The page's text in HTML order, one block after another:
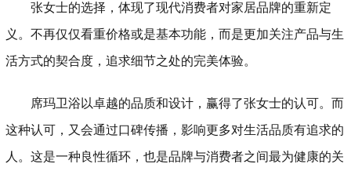
张女士的选择，体现了现代消费者对家居品牌的重新定
义。不再仅仅看重价格或是基本功能，而是更加关注产品与生
活方式的契合度，追求细节之处的完美体验。
席玛卫浴以卓越的品质和设计，赢得了张女士的认可。而
这种认可，又会通过口碑传播，影响更多对生活品质有追求的
人。这是一种良性循环，也是品牌与消费者之间最为健康的关